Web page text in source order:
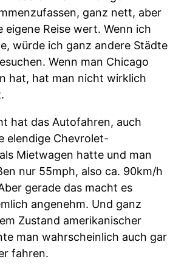
ganz nett, aber
eigene Reise wert. Wenn ich
würde ich ganz andere Städte
Wenn man Chicago
hat, hat man nicht wirklich
hat das Autofahren, auch
elendige Chevrolet-
Mietwagen hatte und man
nur 55mph, also ca. 90km/h
gerade das macht es
angenehm. Und ganz
Zustand amerikanischer
man wahrscheinlich auch gar
fahren.